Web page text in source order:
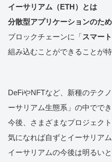
イーサリアム（ETH）とは
分散型アプリケーションのた
ブロックチェーンに「スマー
組み込むことができることが特
DeFiやNFTなど、新種のテク
ーサリアム生態系」の中ででき
今後、さまざまなプロジェク
気になれば自ずとイーサリア
イーサリアムの今後は明るい